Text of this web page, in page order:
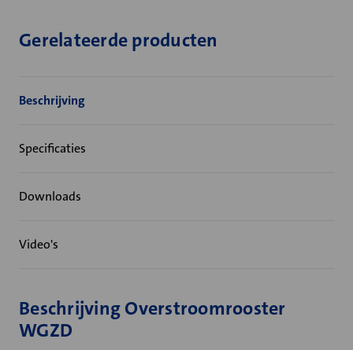
Gerelateerde producten
Beschrijving
Specificaties
Downloads
Video's
Beschrijving Overstroomrooster
WGZD